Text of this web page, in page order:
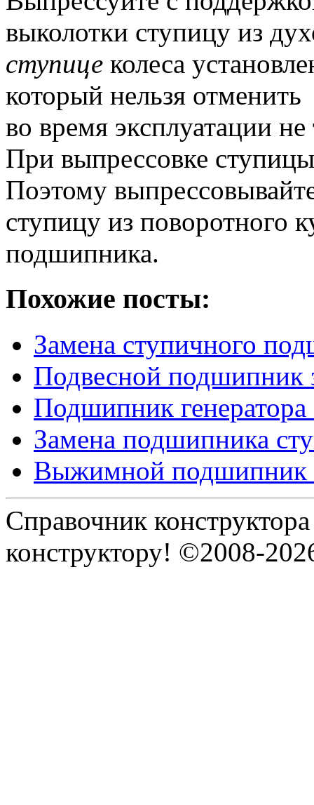
выколотки ступицу из
ступице колеса
который нельзя отменить
во время эксплуатации
При выпрессовке
Поэтому
ступицу из поворотного
подшипника.
Похожие посты:
Замена ступичного
Подвесной подшипник
Подшипник генератора
Замена подшипника
Выжимной подшипник
Справочник
конструктору! ©2008-